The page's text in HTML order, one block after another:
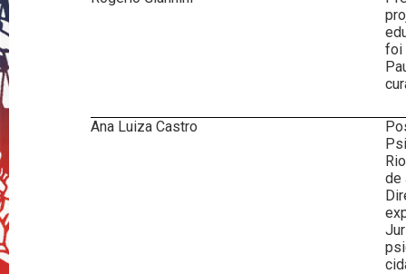
foi
Ana Luiza Castro
de